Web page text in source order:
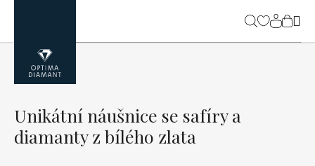
obsah
Unikátní náušnice se safíry a
diamanty z bílého zlata